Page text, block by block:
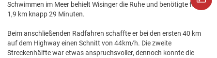
Schwimmen im Meer behielt Wisinger die Ruhe und benötigte für die
1,9 km knapp 29 Minuten.
Beim anschließenden Radfahren schaffte er bei den ersten 40 km
auf dem Highway einen Schnitt von 44km/h. Die zweite
Streckenhälfte war etwas anspruchsvoller, dennoch konnte die